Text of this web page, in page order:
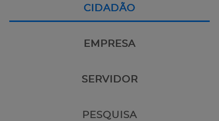
CIDADÃO
EMPRESA
SERVIDOR
PESQUISA